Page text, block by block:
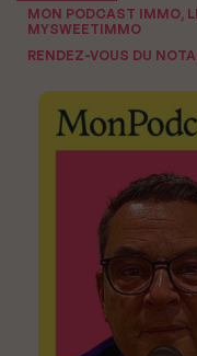
MON PODCAST IMMO,
MYSWEETIMMO
RENDEZ-VOUS DU